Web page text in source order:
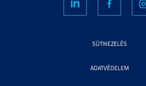
SÜTIKEZELÉS
ADATVÉDELEM